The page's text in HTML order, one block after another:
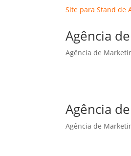
Site para Stand de
Agência
Agência de
Agência
Agência de